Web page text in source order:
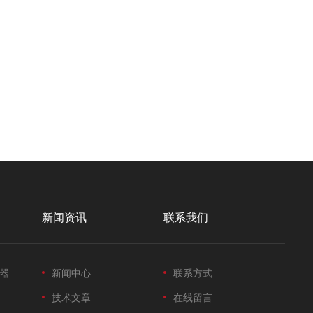
新闻资讯
新闻中心
技术文章
联系我们
联系方式
在线留言